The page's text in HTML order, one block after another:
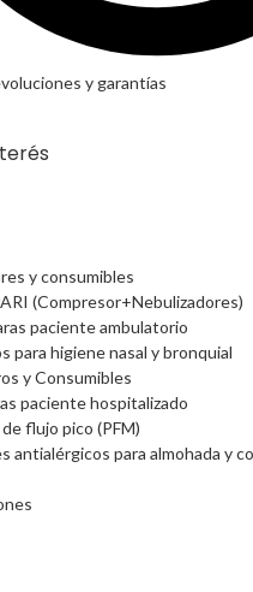
y garantías
y consumibles
(Compresor+Nebulizadores)
paciente ambulatorio
para higiene nasal y bronquial
y Consumibles
paciente hospitalizado
flujo pico (PFM)
antialérgicos para almohada y